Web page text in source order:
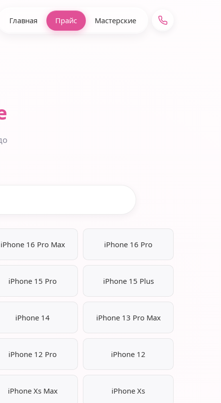
Главная Прайс Мастерские
iPhone 16 Pro Max iPhone 16 Pro
iPhone 15 Pro iPhone 15 Plus
iPhone 14 iPhone 13 Pro Max
iPhone 12 Pro iPhone 12
iPhone Xs Max iPhone Xs